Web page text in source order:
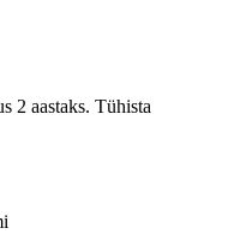
2 aastaks. Tühista